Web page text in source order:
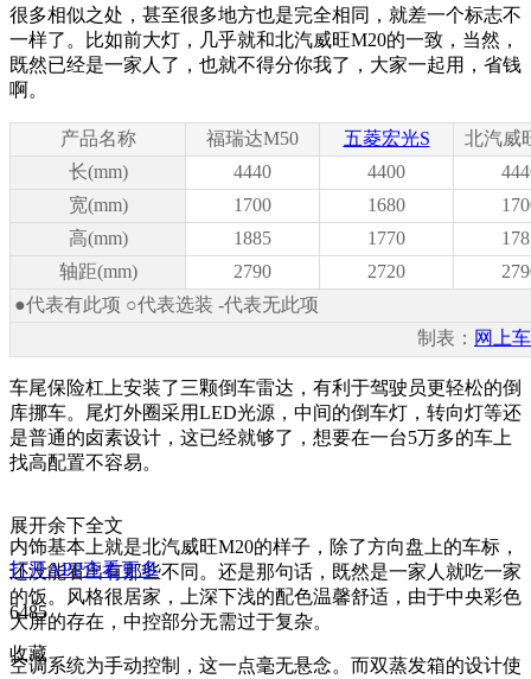
很多相似之处，甚至很多地方也是完全相同，就差一个标志不
一样了。比如前大灯，几乎就和北汽威旺M20的一致，当然，
既然已经是一家人了，也就不得分你我了，大家一起用，省钱
啊。
产品名称 福瑞达M50 五菱宏光S
北汽威
长(mm)
4440 4400
宽(mm)
1700 1680
高(mm)
1885 1770
轴距(mm)
2790 2720
●代表有此项 ○代表选装 -代表无此项
制表： 网上
车尾保险杠上安装了三颗倒车雷达，有利于驾驶员更轻松的倒
库挪车。尾灯外圈采用LED光源，中间的倒车灯，转向灯等还
是普通的卤素设计，这已经就够了，想要在一台5万多的车上
找高配置不容易。
内饰基本上就是北汽威旺M20的样子，除了方向盘上的车标，
还没能看出有那些不同。还是那句话，既然是一家人就吃一家
的饭。风格很居家，上深下浅的配色温馨舒适，由于中央彩色
大屏的存在，中控部分无需过于复杂。
空调系统为手动控制，这一点毫无悬念。而双蒸发箱的设计使
展开余下全文
打开APP查看更多
6485
收藏